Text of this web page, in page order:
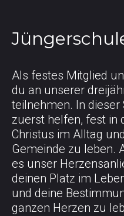
Als festes Mitglied
du an unserer
teilnehmen. In
zuerst helfen, fest in
Christus im Alltag
Gemeinde zu leben.
es unser
deinen Platz im
und deine
ganzen Herzen zu